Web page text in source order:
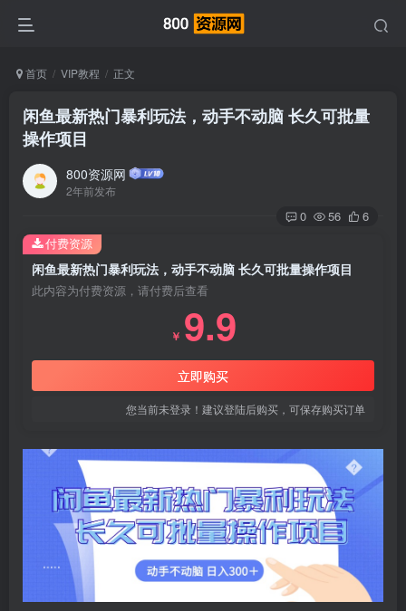
首页 VIP教程 正文
闲鱼最新热门暴利玩法，动手不动脑 长久可批量
操作项目
800资源网
2年前发布
0 56 6
闲鱼最新热门暴利玩法，动手不动脑 长久可批量操作项目
此内容为付费资源，请付费后查看
￥ 9.9
立即购买
您当前未登录！建议登陆后购买，可保存购买订单
付费资源